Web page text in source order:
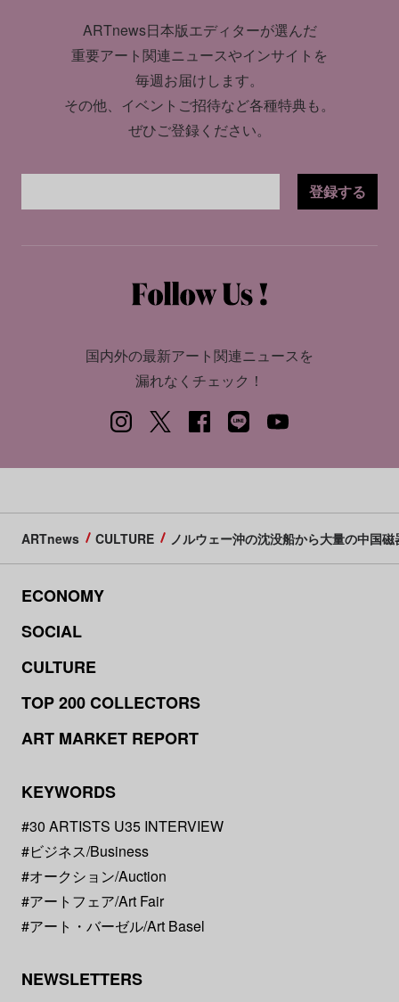
ARTnews日本版エディターが選んだ
重要アート関連ニュースやインサイトを
毎週お届けします。
その他、イベントご招待など各種特典も。
ぜひご登録ください。
登録する
国内外の最新アート関連ニュースを
漏れなくチェック！
ARTnews CULTURE ノルウェー沖の沈没船から大量の中国
ECONOMY
SOCIAL
CULTURE
TOP 200 COLLECTORS
ART MARKET REPORT
KEYWORDS
#30 ARTISTS U35 INTERVIEW
#ビジネス/Business
#オークション/Auction
#アートフェア/Art Fair
#アート・バーゼル/Art Basel
NEWSLETTERS